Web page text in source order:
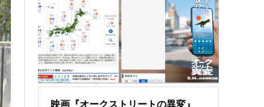
映画『オークストリートの異変』